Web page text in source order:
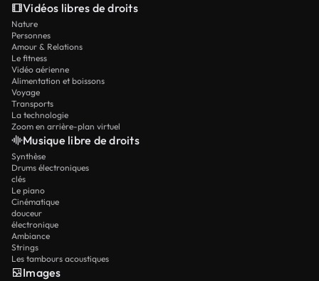
Vidéos libres de droits
Nature
Personnes
Amour & Relations
Le fitness
Vidéo aérienne
Alimentation et boissons
Voyage
Transports
La technologie
Zoom en arrière-plan virtuel
Musique libre de droits
Synthèse
Drums électroniques
clés
Le piano
Cinématique
douceur
électronique
Ambiance
Strings
Les tambours acoustiques
Images